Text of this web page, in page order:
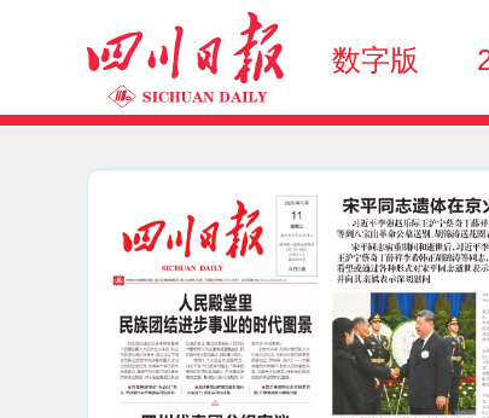
数字版